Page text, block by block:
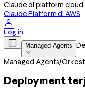
Claude di platform cloud
Claude Platform di AWS

Log in
 Managed Agents

Managed Agents/
Deployment